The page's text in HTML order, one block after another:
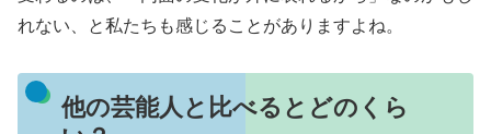
れない、と私たちも感じることがありますよね。
他の芸能人と比べるとどのくら